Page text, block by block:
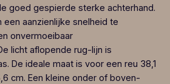
goed gespierde sterke achterhand.
aanzienlijke snelheid te
onvermoeibaar
licht aflopende rug-lijn is
De ideale maat is voor een reu 38,1
cm. Een kleine onder of boven-